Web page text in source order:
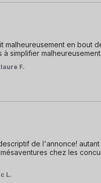
en bout
simplifier
F.
de l'annonce!
chez les
L.